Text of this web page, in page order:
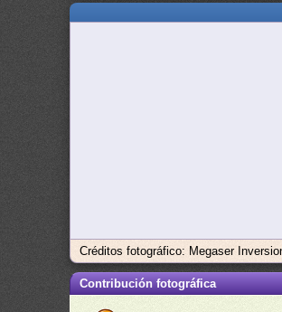
Créditos fotográfico: Megaser
Contribución fotográfica